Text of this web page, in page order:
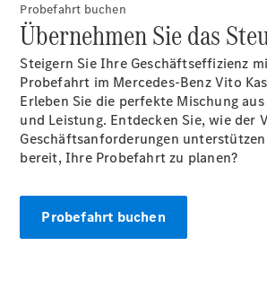
Benz Store
Marco Polo
Marco Polo
Konfigurator
Probefahrt buchen
Übernehmen Sie das
Steigern Sie Ihre Geschäftseffizienz
Probefahrt im Mercedes-Benz Vito
Erleben Sie die perfekte Mischung
und Leistung. Entdecken Sie, wie der
Geschäftsanforderungen
bereit, Ihre Probefahrt zu planen?
Probefahrt buchen